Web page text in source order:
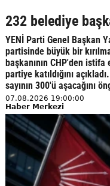
232 belediye
YENİ Parti Genel Başkan
partisinde büyük bir
başkanının CHP'den
partiye katıldığını
sayının 300'ü aşacağını
07.08.2026 19:00:00
Haber Merkezi